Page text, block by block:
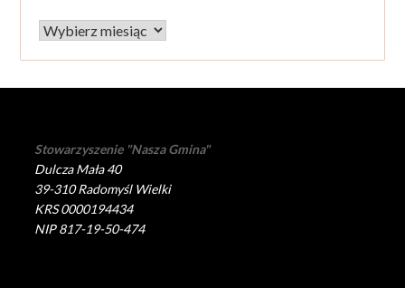
Archiwum
Stowarzyszenie "Nasza Gmina"
Dulcza Mała 40
39-310 Radomyśl Wielki
KRS 0000194434
NIP 817-19-50-474